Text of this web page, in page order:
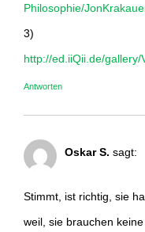
Philosophie/
3)
http://ed.iiQii.de/
Antworten
Oskar S. sagt:
Stimmt, ist richtig, sie
weil, sie brauchen